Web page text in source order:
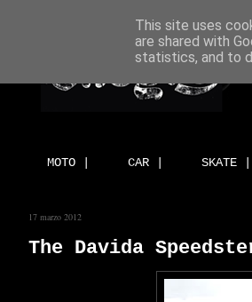
MOTO | CAR | SKATE |
17 marzo 2012
The Davida
This site uses
are shared with
statistics, and to